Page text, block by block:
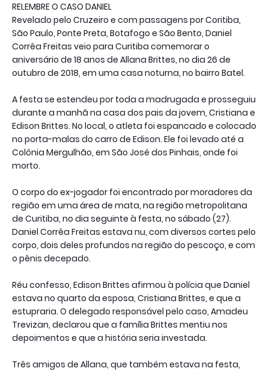
RELEMBRE O CASO DANIEL
Revelado pelo Cruzeiro e com passagens por Coritiba,
São Paulo, Ponte Preta, Botafogo e São Bento, Daniel
Corrêa Freitas veio para Curitiba comemorar o
aniversário de 18 anos de Allana Brittes, no dia 26 de
outubro de 2018, em uma casa noturna, no bairro Batel.
A festa se estendeu por toda a madrugada e prosseguiu
durante a manhã na casa dos pais da jovem, Cristiana e
Edison Brittes. No local, o atleta foi espancado e colocado
no porta-malas do carro de Edison. Ele foi levado até a
Colônia Mergulhão, em São José dos Pinhais, onde foi
morto.
O corpo do ex-jogador foi encontrado por moradores da
região em uma área de mata, na região metropolitana
de Curitiba, no dia seguinte à festa, no sábado (27).
Daniel Corrêa Freitas estava nu, com diversos cortes pelo
corpo, dois deles profundos na região do pescoço, e com
o pênis decepado.
Réu confesso, Edison Brittes afirmou à polícia que Daniel
estava no quarto da esposa, Cristiana Brittes, e que a
estupraria. O delegado responsável pelo caso, Amadeu
Trevizan, declarou que a família Brittes mentiu nos
depoimentos e que a história seria investada.
Três amigos de Allana, que também estava na festa,